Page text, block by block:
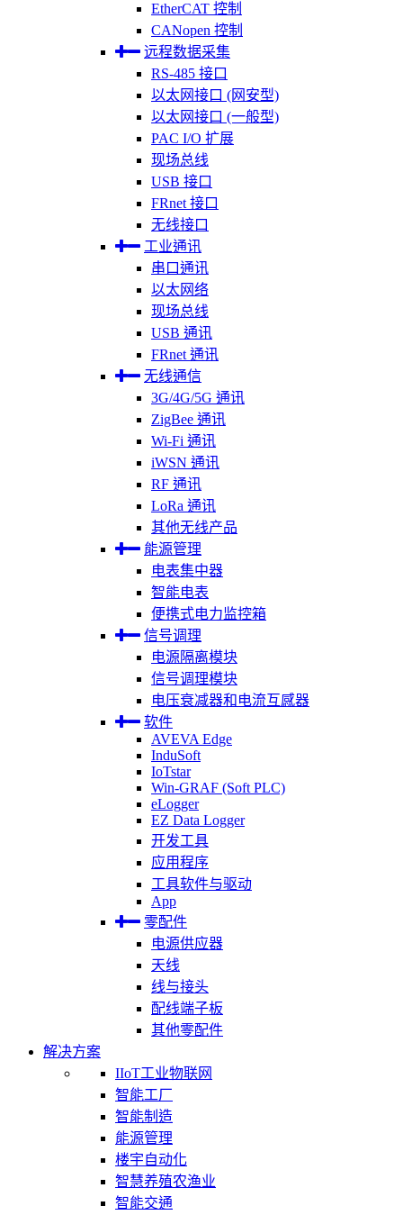
EtherCAT 控制
CANopen 控制
远程数据采集
RS-485 接口
以太网接口 (网安型)
以太网接口 (一般型)
PAC I/O 扩展
现场总线
USB 接口
FRnet 接口
无线接口
工业通讯
串口通讯
以太网络
现场总线
USB 通讯
FRnet 通讯
无线通信
3G/4G/5G 通讯
ZigBee 通讯
Wi-Fi 通讯
iWSN 通讯
RF 通讯
LoRa 通讯
其他无线产品
能源管理
电表集中器
智能电表
便携式电力监控箱
信号调理
电源隔离模块
信号调理模块
电压衰减器和电流互感器
软件
AVEVA Edge
InduSoft
IoTstar
Win-GRAF (Soft PLC)
eLogger
EZ Data Logger
开发工具
应用程序
工具软件与驱动
App
零配件
电源供应器
天线
线与接头
配线端子板
其他零配件
解决方案
IIoT工业物联网
智能工厂
智能制造
能源管理
楼宇自动化
智慧养殖农渔业
智能交通